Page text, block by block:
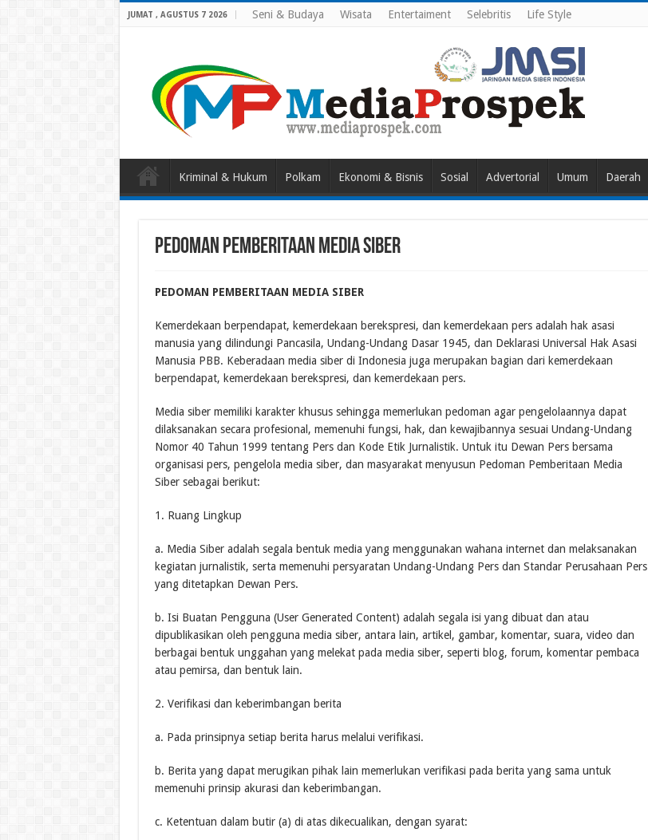
JUMAT , AGUSTUS 7 2026 Seni & Budaya Wisata Entertaiment Selebritis Life Style
Kriminal & Hukum Polkam Ekonomi & Bisnis Sosial Advertorial Umum Daerah
Pedoman Pemberitaan Media Siber
PEDOMAN PEMBERITAAN MEDIA SIBER
Kemerdekaan berpendapat, kemerdekaan berekspresi, dan kemerdekaan pers adalah hak asasi
manusia yang dilindungi Pancasila, Undang-Undang Dasar 1945, dan Deklarasi Universal Hak Asasi
Manusia PBB. Keberadaan media siber di Indonesia juga merupakan bagian dari kemerdekaan
berpendapat, kemerdekaan berekspresi, dan kemerdekaan pers.
Media siber memiliki karakter khusus sehingga memerlukan pedoman agar pengelolaannya dapat
dilaksanakan secara profesional, memenuhi fungsi, hak, dan kewajibannya sesuai Undang-Undang
Nomor 40 Tahun 1999 tentang Pers dan Kode Etik Jurnalistik. Untuk itu Dewan Pers bersama
organisasi pers, pengelola media siber, dan masyarakat menyusun Pedoman Pemberitaan Media
Siber sebagai berikut:
1. Ruang Lingkup
a. Media Siber adalah segala bentuk media yang menggunakan wahana internet dan melaksanakan
kegiatan jurnalistik, serta memenuhi persyaratan Undang-Undang Pers dan Standar Perusahaan Pers
yang ditetapkan Dewan Pers.
b. Isi Buatan Pengguna (User Generated Content) adalah segala isi yang dibuat dan atau
dipublikasikan oleh pengguna media siber, antara lain, artikel, gambar, komentar, suara, video dan
berbagai bentuk unggahan yang melekat pada media siber, seperti blog, forum, komentar pembaca
atau pemirsa, dan bentuk lain.
2. Verifikasi dan keberimbangan berita
a. Pada prinsipnya setiap berita harus melalui verifikasi.
b. Berita yang dapat merugikan pihak lain memerlukan verifikasi pada berita yang sama untuk
memenuhi prinsip akurasi dan keberimbangan.
c. Ketentuan dalam butir (a) di atas dikecualikan, dengan syarat: